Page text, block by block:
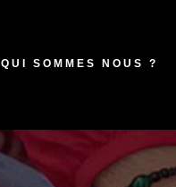
QUI SOMMES NOUS ?